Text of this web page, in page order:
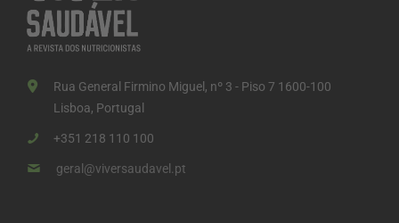
Rua General Firmino Miguel, nº 3 - Piso 7 1600-100
Lisboa, Portugal
+351 218 110 100
geral@viversaudavel.pt